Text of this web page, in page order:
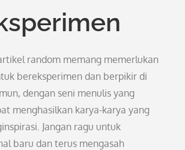
random memang memerlukan
bereksperimen dan berpikir di
dengan seni menulis yang
menghasilkan karya-karya yang
Jangan ragu untuk
baru dan terus mengasah